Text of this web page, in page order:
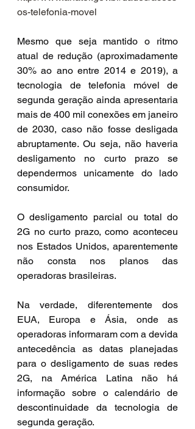
os-telefonia-movel
Mesmo que seja mantido o ritmo
atual de redução (aproximadamente
30% ao ano entre 2014 e 2019), a
tecnologia de telefonia móvel de
segunda geração ainda apresentaria
mais de 400 mil conexões em janeiro
de 2030, caso não fosse desligada
abruptamente. Ou seja, não haveria
desligamento no curto prazo se
dependermos unicamente do lado
consumidor.
O desligamento parcial ou total do
2G no curto prazo, como aconteceu
nos Estados Unidos, aparentemente
não consta nos planos das
operadoras brasileiras.
Na verdade, diferentemente dos
EUA, Europa e Ásia, onde as
operadoras informaram com a devida
antecedência as datas planejadas
para o desligamento de suas redes
2G, na América Latina não há
informação sobre o calendário de
descontinuidade da tecnologia de
segunda geração.